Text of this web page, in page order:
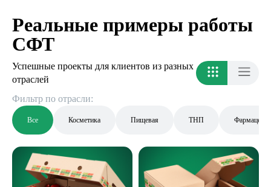
Реальные примеры работы
СФТ
Успешные проекты для клиентов из разных
отраслей
Фильтр по отрасли:
Все Косметика Пищевая ТНП